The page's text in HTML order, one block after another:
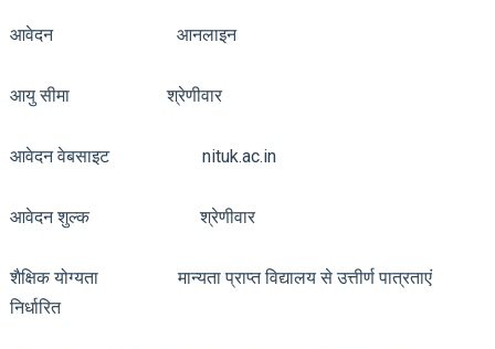
आवेदन आनलाइन
आयु सीमा श्रेणीवार
आवेदन वेबसाइट nituk.ac.in
आवेदन शुल्क श्रेणीवार
शैक्षिक योग्यता मान्यता प्राप्त विद्यालय से उत्तीर्ण पात्रताएं
निर्धारित